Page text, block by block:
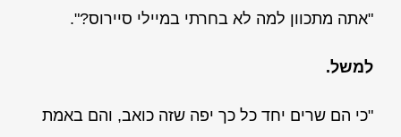
"אתה מתכוון למה לא בחרתי במיילי סיירוס?".
למשל.
"כי הם שרים יחד כל כך יפה שזה כואב, והם באמת